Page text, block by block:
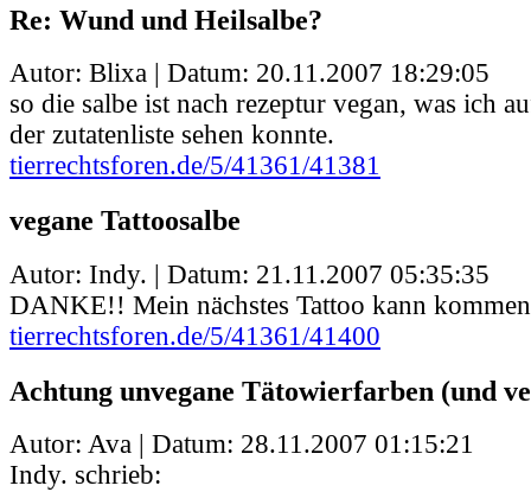
Re: Wund und Heilsalbe?
Autor: Blixa | Datum: 20.11.2007 18:29:05
so die salbe ist nach rezeptur vegan, was ich
der zutatenliste sehen konnte.
tierrechtsforen.de/5/41361/41381
vegane Tattoosalbe
Autor: Indy. | Datum: 21.11.2007 05:35:35
DANKE!! Mein nächstes Tattoo kann
tierrechtsforen.de/5/41361/41400
Achtung unvegane Tätowierfarben (und
Autor: Ava | Datum: 28.11.2007 01:15:21
Indy. schrieb: